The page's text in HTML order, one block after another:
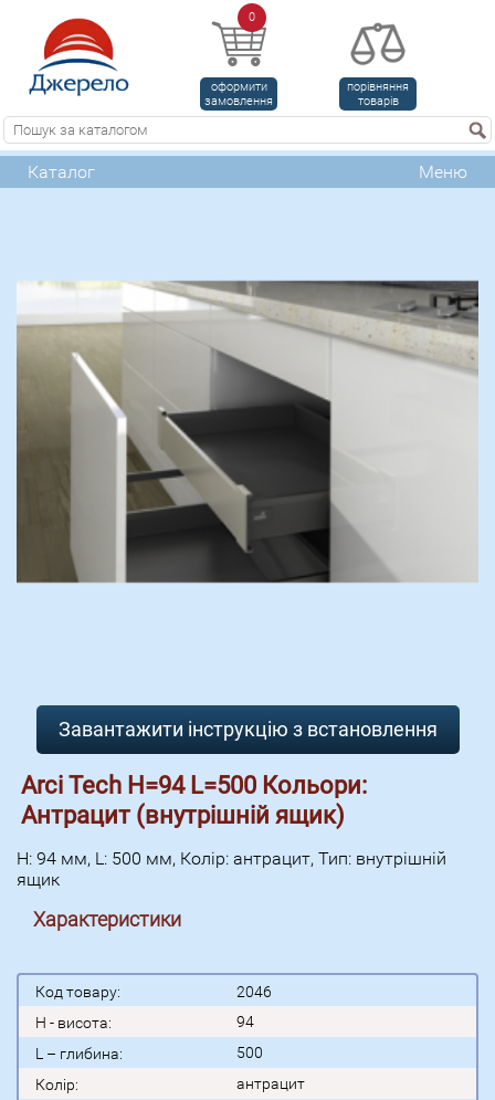
0
оформити
замовлення
порівняння
товарів
Каталог Меню
Завантажити інструкцію з встановлення
Arci Tech H=94 L=500 Кольори:
Антрацит (внутрішній ящик)
H: 94 мм, L: 500 мм, Колір: антрацит, Тип: внутрішній
ящик
Характеристики
Код товару:
2046
H - висота:
94
L – глибина:
500
Колір:
антрацит